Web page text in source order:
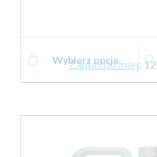
Zapłać później:
Wybierz opcje